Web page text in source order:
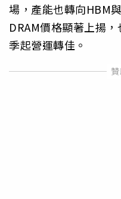
場，產能也轉向HBM
DRAM價格顯著上揚
季起營運轉佳。